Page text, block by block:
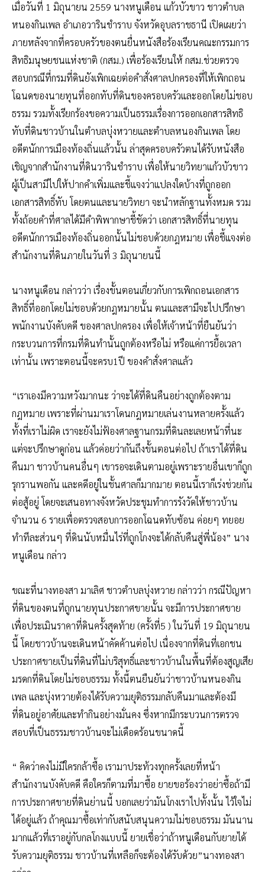
เมื่อวันที่ 1 มิถุนายน 2559 นางหนูเดือน แก้วบัวขาว ชาวตำบล
หนองกินเพล อำเภอวารินชำราบ จังหวัดอุบลราชธานี เปิดเผยว่า
ภายหลังจากที่ครอบครัวของตนยื่นหนังสือร้องเรียนคณะกรรมการ
สิทธิมนุษยชนแห่งชาติ (กสม.) เพื่อร้องเรียนให้ กสม.ช่วยตรวจ
สอบกรณีที่กรมที่ดินยังเพิกเฉยต่อคำสั่งศาลปกครองที่ให้เพิกถอน
โฉนดของนายทุนที่ออกทับที่ดินของครอบครัวและออกโดยไม่ชอบ
ธรรม รวมทั้งเรียกร้องขอความเป็นธรรมเรื่องการออกเอกสารสิทธิ
ทับที่ดินชาวบ้านในตำบลบุ่งหวายและตำบลหนองกินเพล โดย
อดีตนักการเมืองท้องถิ่นแล้วนั้น ล่าสุดครอบครัวตนได้รับหนังสือ
เชิญจากสำนักงานที่ดินวารินชำราบ เพื่อให้นายวิทยาแก้วบัวขาว
ผู้เป็นสามีไปให้ปากคำเพิ่มและชี้แจงว่าแปลงใดบ้างที่ถูกออก
เอกสารสิทธิ์ทับ โดยตนและนายวิทยา จะนำหลักฐานทั้งหมด รวม
ทั้งถ้อยคำที่ศาลได้มีคำพิพากษาชี้ชัดว่า เอกสารสิทธิ์ที่นายทุน
อดีตนักการเมืองท้องถิ่นออกนั้นไม่ชอบด้วยกฎหมาย เพื่อชี้แจงต่อ
สำนักงานที่ดินภายในวันที่ 3 มิถุนายนนี้
นางหนูเดือน กล่าวว่า เรื่องขั้นตอนเกี่ยวกับการเพิกถอนเอกสาร
สิทธิ์ที่ออกโดยไม่ชอบด้วยกฎหมายนั้น ตนและสามีจะไปปรึกษา
พนักงานบังคับคดี ของศาลปกครอง เพื่อให้เจ้าหน้าที่ยืนยันว่า
กระบวนการที่กรมที่ดินทำนั้นถูกต้องหรือไม่ หรือแค่การยื้อเวลา
เท่านั้น เพราะตอนนี้จะครบ1ปี ของคำสั่งศาลแล้ว
“เราเองมีความหวังมากนะ ว่าจะได้ที่ดินคืนอย่างถูกต้องตาม
กฎหมาย เพราะที่ผ่านมาเราโดนกฎหมายเล่นงานหลายครั้งแล้ว
ทั้งที่เราไม่ผิด เราจะยังไม่ฟ้องศาลฐานกรมที่ดินละเลยหน้าที่นะ
แต่จะปรึกษาดูก่อน แล้วค่อยว่ากันถึงขั้นตอนต่อไป ถ้าเราได้ที่ดิน
คืนมา ชาวบ้านคนอื่นๆ เขารอจะเดินตามอยู่เพราะรายอื่นเขาก็ถูก
รุกรานพอกัน และคดีอยู่ในชั้นศาลก็มากมาย ตอนนี้เราก็เร่งช่วยกัน
ต่อสู้อยู่ โดยจะเสนอทางจังหวัดประชุมทำการรังวัดให้ชาวบ้าน
จำนวน 6 รายเพื่อตรวจสอบการออกโฉนดทับซ้อน ค่อยๆ ทยอย
ทำทีละส่วนๆ ที่ดินนับหมื่นไร่ที่ถูกโกงจะได้กลับคืนสู่พี่น้อง” นาง
หนูเดือน กล่าว
ขณะที่นางทองสา มาเลิศ ชาวตำบลบุ่งหวาย กล่าวว่า กรณีปัญหา
ที่ดินของตนที่ถูกนายทุนประกาศขายนั้น จะมีการประกาศขาย
เพื่อประเมินราคาที่ดินครั้งสุดท้าย (ครั้งที่5 ) ในวันที่ 19 มิถุนายน
นี้ โดยชาวบ้านจะเดินหน้าคัดค้านต่อไป เนื่องจากที่ดินที่เอกชน
ประกาศขายเป็นที่ดินที่ไม่บริสุทธิ์และชาวบ้านในพื้นที่ต้องสูญเสีย
มรดกที่ดินโดยไม่ชอบธรรม ทั้งนี้ตนยืนยันว่าชาวบ้านหนองกิน
เพล และบุ่งหวายต้องได้รับความยุติธรรมกลับคืนมาและต้องมี
ที่ดินอยู่อาศัยและทำกินอย่างมั่นคง ซึ่งหากมีกระบวนการตรวจ
สอบที่เป็นธรรมชาวบ้านจะไม่เดือดร้อนขนาดนี้
“ คิดว่าคงไม่มีใครกล้าซื้อ เรามาประท้วงทุกครั้งเลยที่หน้า
สำนักงานบังคับคดี คือใครก็ตามที่มาซื้อ ยายขอร้องว่าอย่าซื้อถ้ามี
การประกาศขายที่ดินย่านนี้ บอกเลยว่ามันโกงเราไปทั้งนั้น ไว้ใจไม่
ได้อยู่แล้ว ถ้าคุณมาซื้อเท่ากับสนับสนุนความไม่ชอบธรรม มันนาน
มากแล้วที่เราอยู่กับกลโกงแบบนี้ ยายเชื่อว่าถ้าหนูเดือนกับยายได้
รับความยุติธรรม ชาวบ้านที่เหลือก็จะต้องได้รับด้วย”นางทองสา